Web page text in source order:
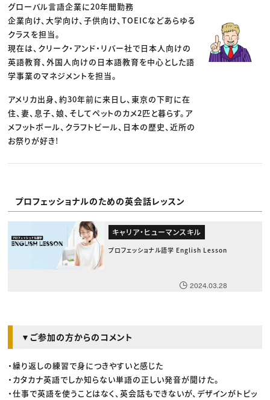
グローバル言語企業に20年間勤務
企業向け、大学向け、子供向け、TOEICなどあらゆる
クラスを担当。
現在は、クリーク・アンド・リバー社で日本人向けの
英語教育、外国人向けの日本語教育を中心とした語
学事業のマネジメントを担当。
アメリカ出身、約30年前に来日し、東京の下町に在
住、妻、息子、娘、そしてペットのカメ2匹と暮らす。ア
メフットボール、クラフトビール、日本の歴史、近所の
お祭りが好き!
プロフェッショナルのための英会話レッスン
キャリア・ヒューマンスキル
プロフェッショナル語学 English Lesson
2024.03.28
▼ご参加の方からのコメント
・繰り返しの練習で身につきやすいと感じた
・カタカナ英語でしか知らない単語の正しい発音が聞けた。
・仕事で英語を使うことはなく、英会話もできないが、デザインがトピッ